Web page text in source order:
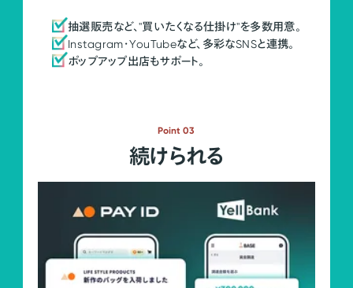
抽選販売など、"買いたくなる仕掛け"を多数用意。
Instagram・YouTubeなど、多彩なSNSと連携。
ポップアップ出店もサポート。
Point 03
続けられる